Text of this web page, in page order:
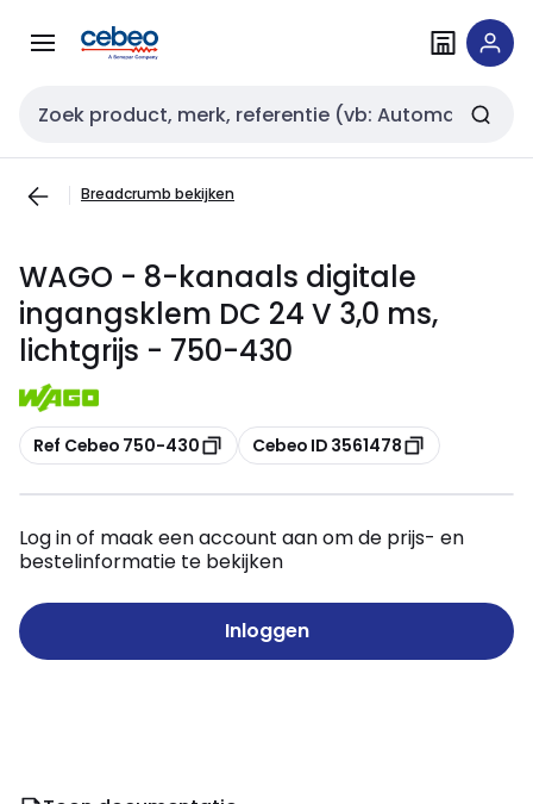
naar
naar
Zoekveld invoer
Breadcrumb bekijken
WAGO - 8-kanaals digitale
ingangsklem DC 24 V 3,0 ms,
lichtgrijs - 750-430
Kopiëren
Ref Cebeo 750-430 Kopiëren
Cebeo ID 3561478
Log in of maak een account aan om de prijs- en
bestelinformatie te bekijken
Inloggen